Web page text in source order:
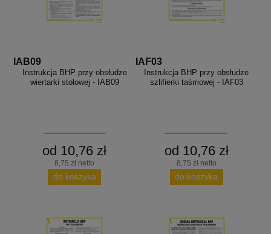
IAB09
Instrukcja BHP przy obsłudze
wiertarki stołowej - IAB09
od 10,76 zł
8,75 zł netto
do koszyka
IAF03
Instrukcja BHP przy obsłudze
szlifierki taśmowej - IAF03
od 10,76 zł
8,75 zł netto
do koszyka